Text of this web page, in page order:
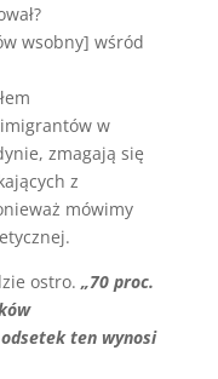
wsobny] wśród
imigrantów w
zmagają się
z
mówimy
ostro. „70 proc.
ten wynosi